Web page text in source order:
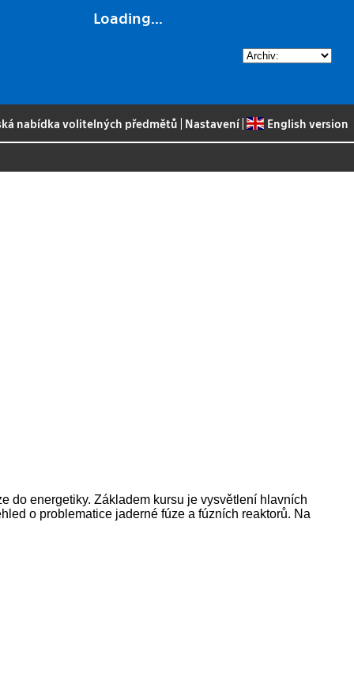
Loading...
nabídka volitelných předmětů Nastavení| English version
do energetiky. Základem kursu je vysvětlení hlavních
o problematice jaderné fúze a fúzních reaktorů. Na